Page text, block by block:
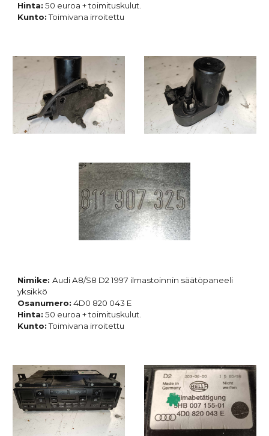
Hinta: 50 euroa + toimituskulut.
Kunto:Toimivana irroitettu
Nimike:Audi A8/S8 D2 1997 ilmastoinnin säätöpaneeli
yksikkö
Osanumero: 4D0 820 043 E
Hinta: 50 euroa + toimituskulut.
Kunto:Toimivana irroitettu